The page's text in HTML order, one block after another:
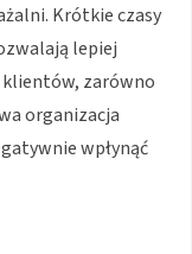
Krótkie czasy
lepiej
zarówno
organizacja
wpłynąć